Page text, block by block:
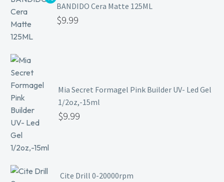
BANDIDO Cera Matte 125ML
$9.99
Mia Secret Formagel Pink Builder UV- Led Gel
1/2oz,-15ml
$9.99
Cite Drill 0-20000rpm